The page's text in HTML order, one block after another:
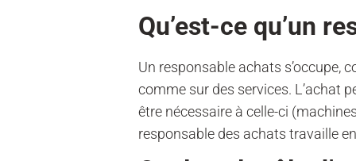
Qu’est-ce qu’un
Un responsable achats s’occupe,
comme sur des services. L’achat
être nécessaire à celle-ci
responsable des achats travaille